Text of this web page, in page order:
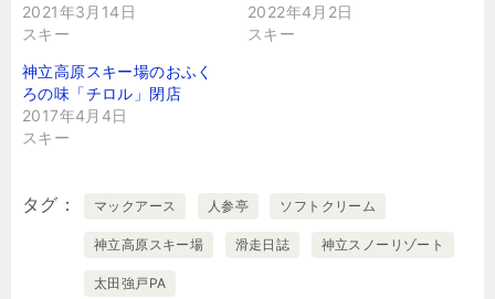
2021年3月14日
スキー
2022年4月2日
スキー
神立高原スキー場のおふく
ろの味「チロル」閉店
2017年4月4日
スキー
タグ マックアース 人参亭 ソフトクリーム
神立高原スキー場 滑走日誌 神立スノーリゾート
太田強戸PA